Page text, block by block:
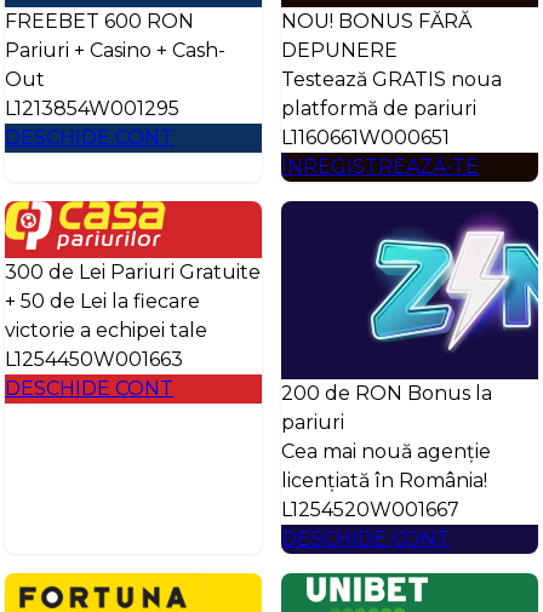
FREEBET 600 RON
Pariuri + Casino + Cash-
Out
L1213854W001295
DESCHIDE CONT
NOU! BONUS FĂRĂ
DEPUNERE
Testează GRATIS noua
platformă de pariuri
L1160661W000651
ÎNREGISTREAZĂ-TE
300 de Lei Pariuri Gratuite
+ 50 de Lei la fiecare
victorie a echipei tale
L1254450W001663
DESCHIDE CONT
200 de RON Bonus la
pariuri
Cea mai nouă agenție
licențiată în România!
L1254520W001667
DESCHIDE CONT